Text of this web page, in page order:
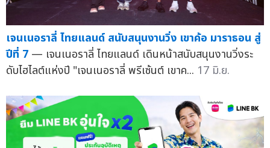
เจนเนอราลี่ ไทยแลนด์ สนับสนุนงานวิ่ง เขาค้อ มาราธอน สู่
ปีที่ 7 — เจนเนอราลี่ ไทยแลนด์ เดินหน้าสนับสนุนงานวิ่งระ
ดับไฮไลต์แห่งปี "เจนเนอราลี่ พรีเซ้นต์ เขาค... 17 มิ.ย.